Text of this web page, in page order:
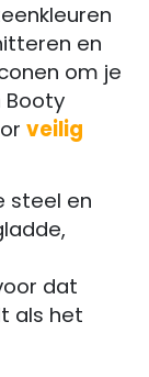
en
om je
Booty
veilig
steel en
dat
als het